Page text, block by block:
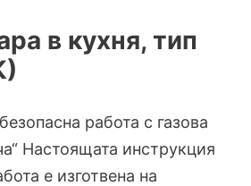
в кухня, тип
работа с газова
Настоящата инструкция
е изготвена на